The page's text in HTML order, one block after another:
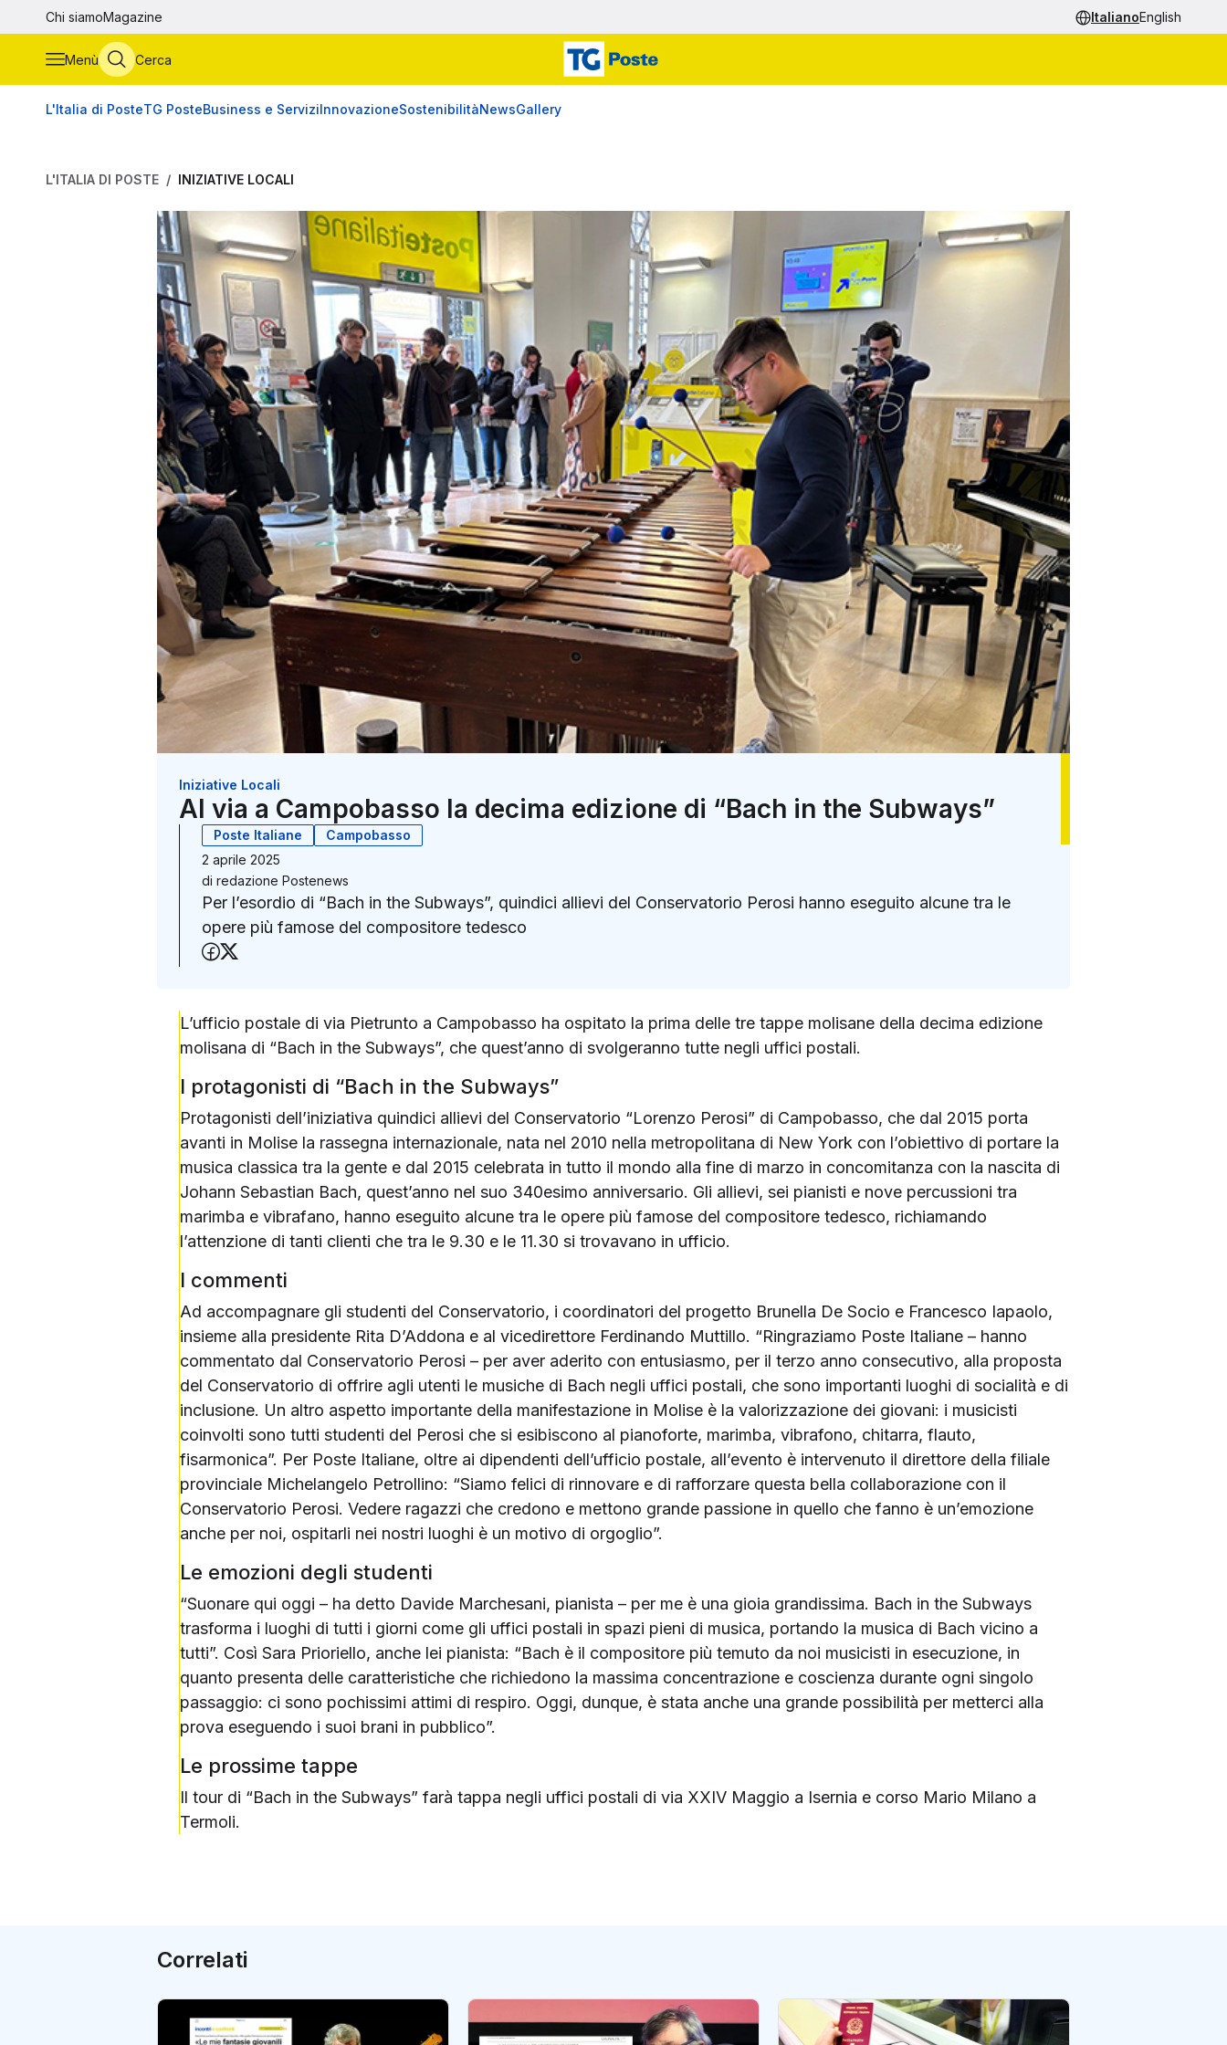
Vai al contenuto principale
Chi siamoMagazine ItalianoEnglish
Menù Cerca
L'Italia di PosteTG PosteBusiness e ServiziInnovazioneSostenibilitàNewsGallery
L'ITALIA DI POSTE INIZIATIVE LOCALI
Iniziative Locali
Al via a Campobasso la decima edizione di “Bach in the Subways”
Poste Italiane
Campobasso
2 aprile 2025
di redazione Postenews
Per l’esordio di “Bach in the Subways”, quindici allievi del Conservatorio Perosi hanno eseguito alcune tra le
opere più famose del compositore tedesco
Condividi su Facebook
L’ufficio postale di via Pietrunto a Campobasso ha ospitato la prima delle tre tappe molisane della decima edizione
molisana di “Bach in the Subways”, che quest’anno di svolgeranno tutte negli uffici postali.
I protagonisti di “Bach in the Subways”
Protagonisti dell’iniziativa quindici allievi del Conservatorio “Lorenzo Perosi” di Campobasso, che dal 2015 porta
avanti in Molise la rassegna internazionale, nata nel 2010 nella metropolitana di New York con l’obiettivo di portare la
musica classica tra la gente e dal 2015 celebrata in tutto il mondo alla fine di marzo in concomitanza con la nascita di
Johann Sebastian Bach, quest’anno nel suo 340esimo anniversario. Gli allievi, sei pianisti e nove percussioni tra
marimba e vibrafano, hanno eseguito alcune tra le opere più famose del compositore tedesco, richiamando
l’attenzione di tanti clienti che tra le 9.30 e le 11.30 si trovavano in ufficio.
I commenti
Ad accompagnare gli studenti del Conservatorio, i coordinatori del progetto Brunella De Socio e Francesco Iapaolo,
insieme alla presidente Rita D’Addona e al vicedirettore Ferdinando Muttillo. “Ringraziamo Poste Italiane – hanno
commentato dal Conservatorio Perosi – per aver aderito con entusiasmo, per il terzo anno consecutivo, alla proposta
del Conservatorio di offrire agli utenti le musiche di Bach negli uffici postali, che sono importanti luoghi di socialità e di
inclusione. Un altro aspetto importante della manifestazione in Molise è la valorizzazione dei giovani: i musicisti
coinvolti sono tutti studenti del Perosi che si esibiscono al pianoforte, marimba, vibrafono, chitarra, flauto,
fisarmonica”. Per Poste Italiane, oltre ai dipendenti dell’ufficio postale, all’evento è intervenuto il direttore della filiale
provinciale Michelangelo Petrollino: “Siamo felici di rinnovare e di rafforzare questa bella collaborazione con il
Conservatorio Perosi. Vedere ragazzi che credono e mettono grande passione in quello che fanno è un’emozione
anche per noi, ospitarli nei nostri luoghi è un motivo di orgoglio”.
Le emozioni degli studenti
“Suonare qui oggi – ha detto Davide Marchesani, pianista – per me è una gioia grandissima. Bach in the Subways
trasforma i luoghi di tutti i giorni come gli uffici postali in spazi pieni di musica, portando la musica di Bach vicino a
tutti”. Così Sara Prioriello, anche lei pianista: “Bach è il compositore più temuto da noi musicisti in esecuzione, in
quanto presenta delle caratteristiche che richiedono la massima concentrazione e coscienza durante ogni singolo
passaggio: ci sono pochissimi attimi di respiro. Oggi, dunque, è stata anche una grande possibilità per metterci alla
prova eseguendo i suoi brani in pubblico”.
Le prossime tappe
Il tour di “Bach in the Subways” farà tappa negli uffici postali di via XXIV Maggio a Isernia e corso Mario Milano a
Termoli.
Correlati